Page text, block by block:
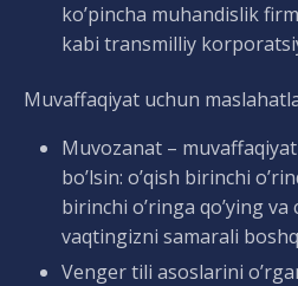
ko’pincha muhandislik
kabi transmilliy
Muvaffaqiyat uchun
Muvozanat –
bo’lsin: o’qish birinchi
birinchi o’ringa qo’ying
vaqtingizni samarali
Venger tili asoslarini